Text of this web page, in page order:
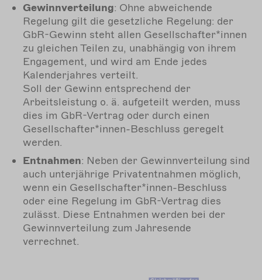
Gewinnverteilung: Ohne abweichende
Regelung gilt die gesetzliche Regelung: der
GbR-Gewinn steht allen Gesellschafter*innen
zu gleichen Teilen zu, unabhängig von ihrem
Engagement, und wird am Ende jedes
Kalenderjahres verteilt.
Soll der Gewinn entsprechend der
Arbeitsleistung o. ä. aufgeteilt werden, muss
dies im GbR-Vertrag oder durch einen
Gesellschafter*innen-Beschluss geregelt
werden.
Entnahmen: Neben der Gewinnverteilung sind
auch unterjährige Privatentnahmen möglich,
wenn ein Gesellschafter*innen-Beschluss
oder eine Regelung im GbR-Vertrag dies
zulässt. Diese Entnahmen werden bei der
Gewinnverteilung zum Jahresende
verrechnet.